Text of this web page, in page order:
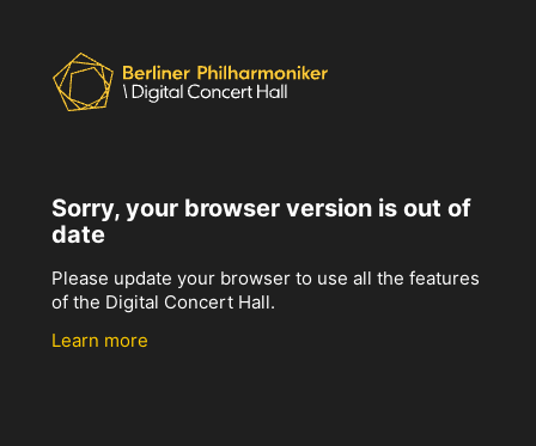
Sorry, your browser version is out of
date
Please update your browser to use all the features
of the Digital Concert Hall.
Learn more